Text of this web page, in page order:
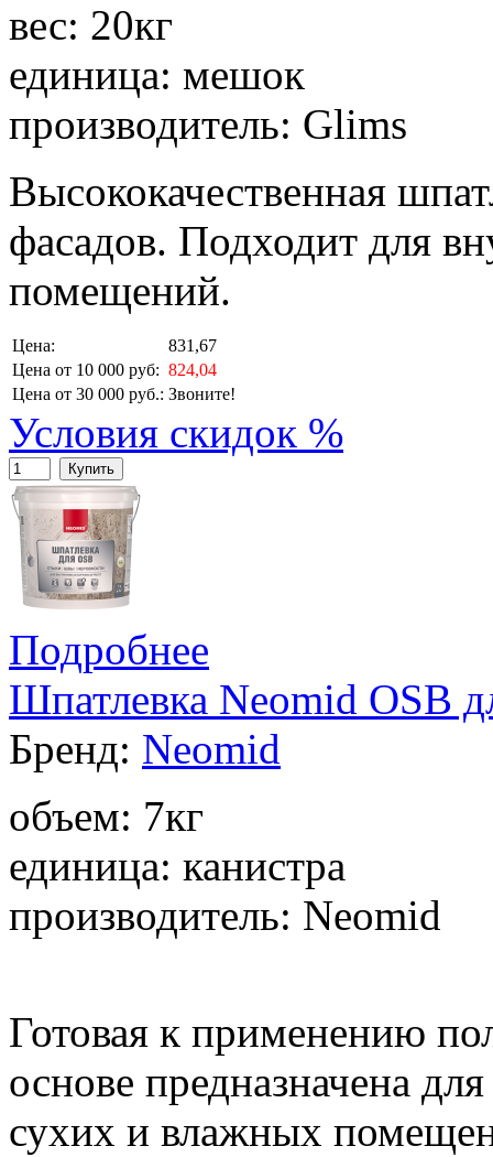
вес: 20кг
единица: мешок
производитель: Glims
Высококачественная
фасадов. Подходит для
помещений.
Цена:
831,67
Цена от 10 000 руб: 824,04
Цена от 30 000 руб.: Звоните!
Условия скидок %
Купить
Подробнее
Шпатлевка Neomid OSB
Бренд: Neomid
объем: 7кг
единица: канистра
производитель: Neomid
Готовая к применению
основе предназначена
сухих и влажных